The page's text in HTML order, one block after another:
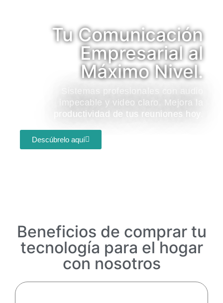
Tu Comunicación
Empresarial al
Máximo Nivel.
Sistemas profesionales con audio
impecable y video claro. Mejora la
productividad de tus reuniones hoy.
Descúbrelo aquí
Beneficios de comprar tu
tecnología para el hogar
con nosotros